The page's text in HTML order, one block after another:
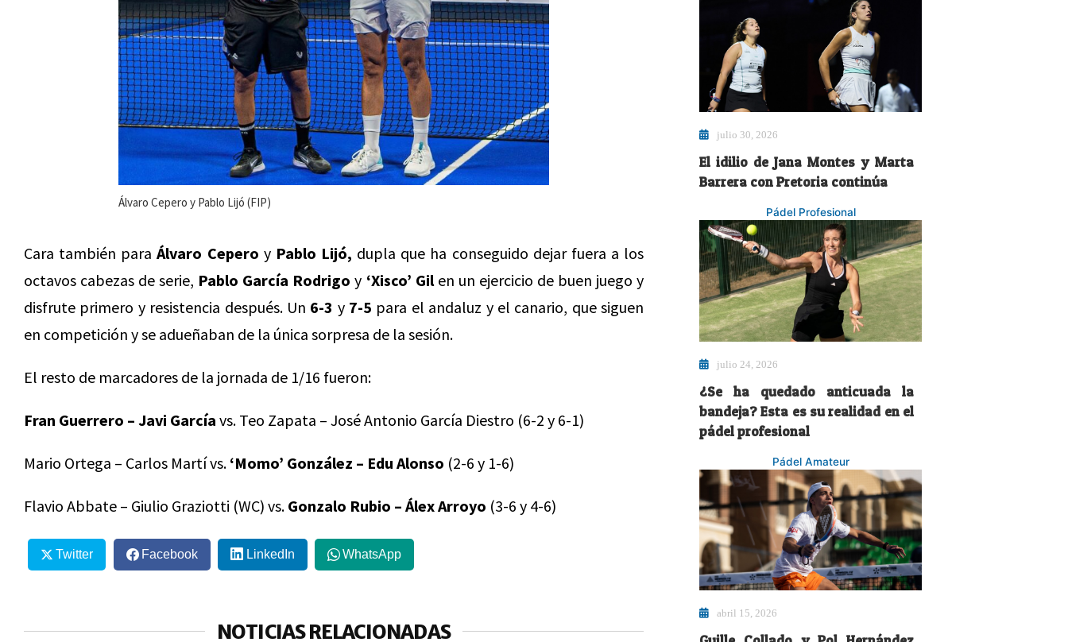
Álvaro Cepero y Pablo Lijó (FIP)
Cara también paraÁlvaro Cepero y Pablo Lijó, dupla que ha conseguido dejar fuera a los
octavos cabezas de serie, Pablo García Rodrigo y ‘Xisco’ Gilen un ejercicio de buen juego y
disfrute primero y resistencia después. Un 6-3 y 7-5 para el andaluz y el canario, que siguen
en competición y se adueñaban de la única sorpresa de la sesión.
El resto de marcadores de la jornada de 1/16 fueron:
Fran Guerrero – Javi García vs. Teo Zapata – José Antonio García Diestro (6-2 y 6-1)
Mario Ortega – Carlos Martí vs. ‘Momo’ González – Edu Alonso (2-6 y 1-6)
Flavio Abbate – Giulio Graziotti (WC) vs. Gonzalo Rubio – Álex Arroyo (3-6 y 4-6)
Twitter Facebook LinkedIn WhatsApp
NOTICIAS RELACIONADAS
julio 30, 2026
El idilio de Jana Montes y Marta
Barrera con Pretoria continúa
Pádel Profesional
julio 24, 2026
¿Se ha quedado anticuada la
bandeja? Esta es su realidad en el
pádel profesional
Pádel Amateur
abril 15, 2026